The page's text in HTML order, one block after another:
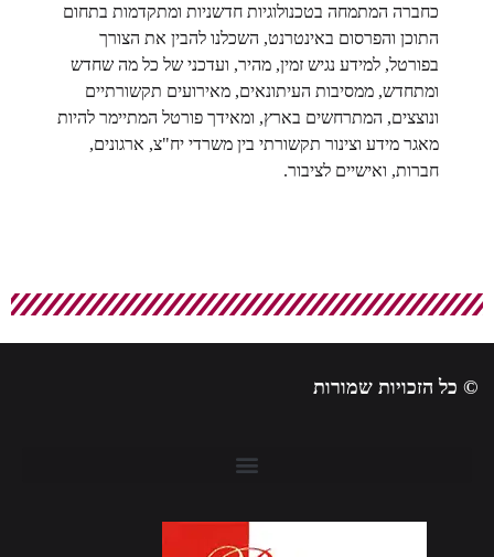
כחברה המתמחה בטכנולוגיות חדשניות ומתקדמות בתחום
התוכן והפרסום באינטרנט, השכלנו להבין את הצורך
בפורטל, למידע נגיש זמין, מהיר, ועדכני של כל מה שחדש
ומתחדש, ממסיבות העיתונאים, מאירועים תקשורתיים
ונוצצים, המתרחשים בארץ, ומאידך פורטל המתיימר להיות
מאגר מידע וצינור תקשורתי בין משרדי יח"צ, ארגונים,
חברות, ואישיים לציבור.
© כל הזכויות שמורות